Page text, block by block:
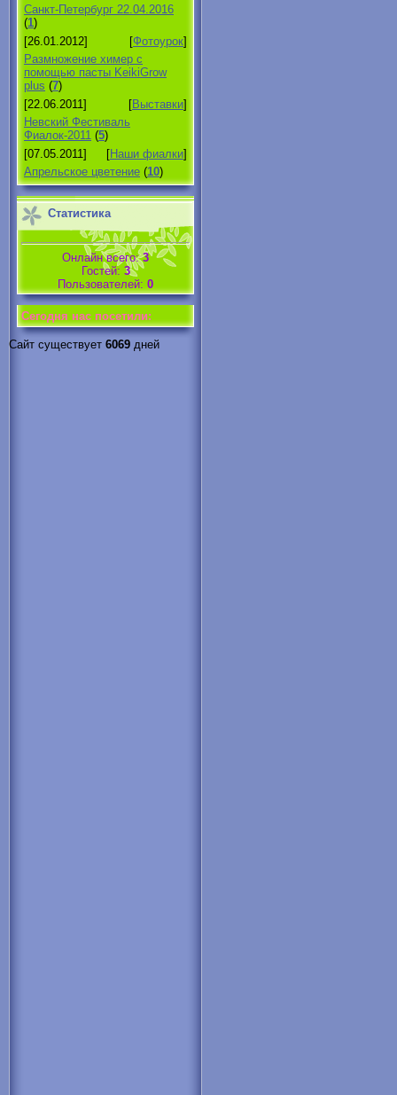
Санкт-Петербург 22.04.2016
(1)
[26.01.2012]
[Фотоурок]
Размножение химер с
помощью пасты KeikiGrow
plus (7)
[22.06.2011]
[Выставки]
Невский Фестиваль
Фиалок-2011 (5)
[07.05.2011]
[Наши фиалки]
Апрельское цветение (10)
Статистика
Онлайн всего:3
Гостей: 3
Пользователей: 0
Cегодня нас посетили:
Сайт существует 6069 дней